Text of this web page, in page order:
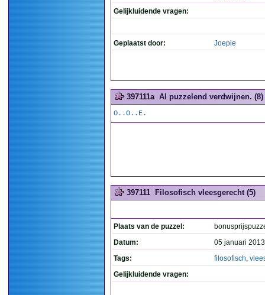
Gelijkluidende vragen:
Geplaatst door: Joepie
397111a Al puzzelend verdwijnen. (8)
O..O..E.
397111 Filosofisch vleesgerecht (5)
Plaats van de puzzel:
Datum:
05 januari
Tags:
filosofisch,
Gelijkluidende vragen: